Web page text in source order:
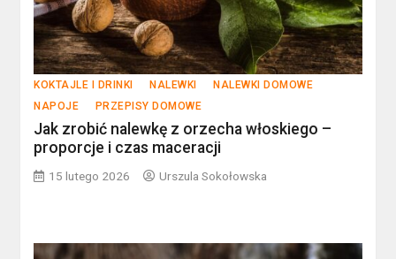
KOKTAJLE I DRINKI NALEWKI
NALEWKI DOMOWE
NAPOJE
PRZEPISY DOMOWE
Jak zrobić nalewkę z orzecha włoskiego –
proporcje i czas maceracji
15 lutego 2026 Urszula Sokołowska